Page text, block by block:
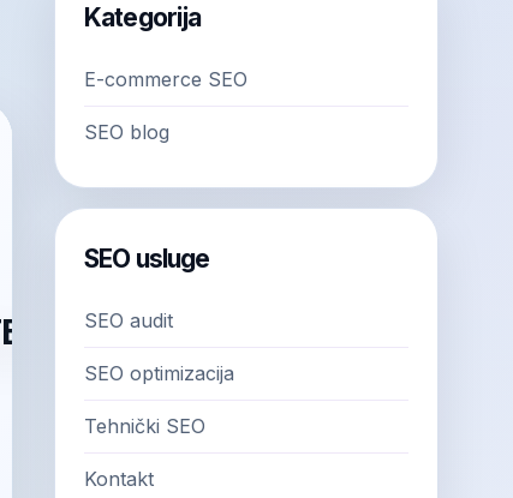
Kategorija
E-commerce SEO
SEO blog
SEO usluge
SEO audit
SEO optimizacija
Tehnički SEO
Kontakt